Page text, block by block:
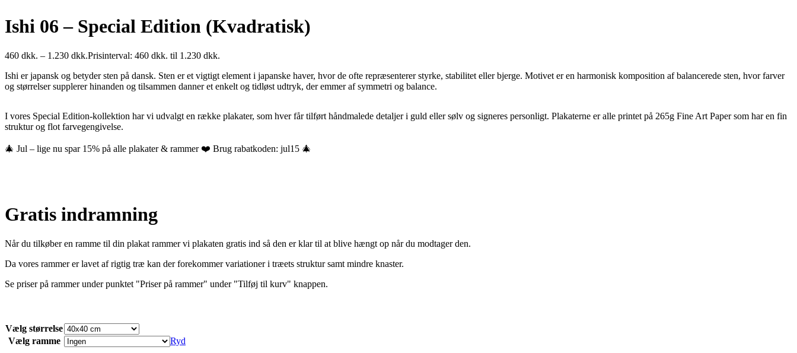
Ishi 06 – Special Edition (Kvadratisk)
460 dkk. – 1.230 dkk.Prisinterval: 460 dkk. til 1.230 dkk.
Ishi er japansk og betyder sten på dansk. Sten er et vigtigt element i japanske haver, hvor de ofte repræsenterer styrke, stabilitet eller bjerge. Motivet er en harmonisk komposition af balancerede sten, hvor farver
og størrelser supplerer hinanden og tilsammen danner et enkelt og tidløst udtryk, der emmer af symmetri og balance.
I vores Special Edition-kollektion har vi udvalgt en række plakater, som hver får tilført håndmalede detaljer i guld eller sølv og signeres personligt. Plakaterne er alle printet på 265g Fine Art Paper som har en fin
struktur og flot farvegengivelse.
🎄 Jul – lige nu spar 15% på alle plakater & rammer ❤️ Brug rabatkoden: jul15 🎄
Gratis indramning
Når du tilkøber en ramme til din plakat rammer vi plakaten gratis ind så den er klar til at blive hængt op når du modtager den.
Da vores rammer er lavet af rigtig træ kan der forekommer variationer i træets struktur samt mindre knaster.
Se priser på rammer under punktet "Priser på rammer" under "Tilføj til kurv" knappen.
Vælg størrelse
Vælg ramme
Ryd